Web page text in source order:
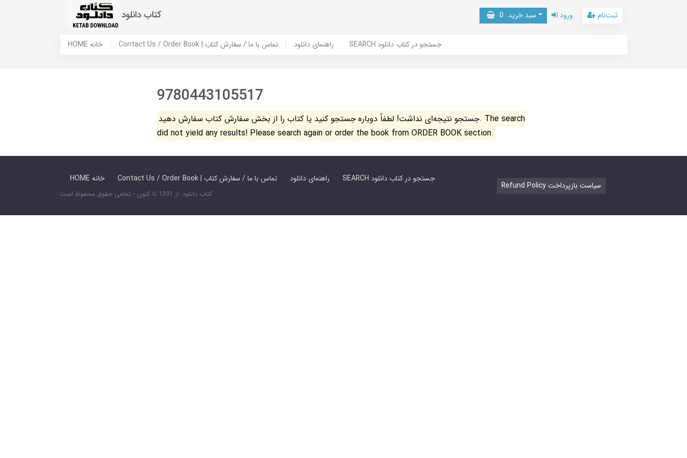
کتاب دانلود سبد خرید 0 ورود ثبت‌نام
HOME خانه Contact Us / Order Book | تماس با ما / سفارش کتاب راهنمای دانلود SEARCH جستجو در کتاب دانلود
9780443105517
جستجو نتیجه‌ای نداشت! لطفاً دوباره جستجو کنید یا کتاب را از بخش سفارش کتاب سفارش دهید. The search
did not yield any results! Please search again or order the book from ORDER BOOK section.
HOME خانه Contact Us / Order Book | تماس با ما / سفارش کتاب راهنمای دانلود SEARCH جستجو در کتاب دانلود
کتاب دانلود: از 1391 تا کنون - تمامی حقوق محفوظ است
Refund Policy سیاست بازپرداخت